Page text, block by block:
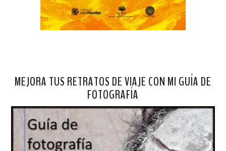
MEJORA TUS RETRATOS DE VIAJE CON MI GUÍA DE
FOTOGRAFÍA